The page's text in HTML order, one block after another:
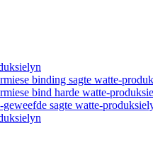
binding sagte watte-
bind harde watte-
sagte watte-